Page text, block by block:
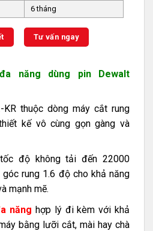
6 tháng
Tư vấn ngay
năng dùng pin Dewalt
KRthuộc dòng máy cắt rung
kế vô cùng gọn gàng và
độ không tải đến 22000
rung 1.6 độ cho khả năng
mạnh mẽ.
năng hợp lý đi kèm với khả
bằng lưỡi cắt, mài hay chà